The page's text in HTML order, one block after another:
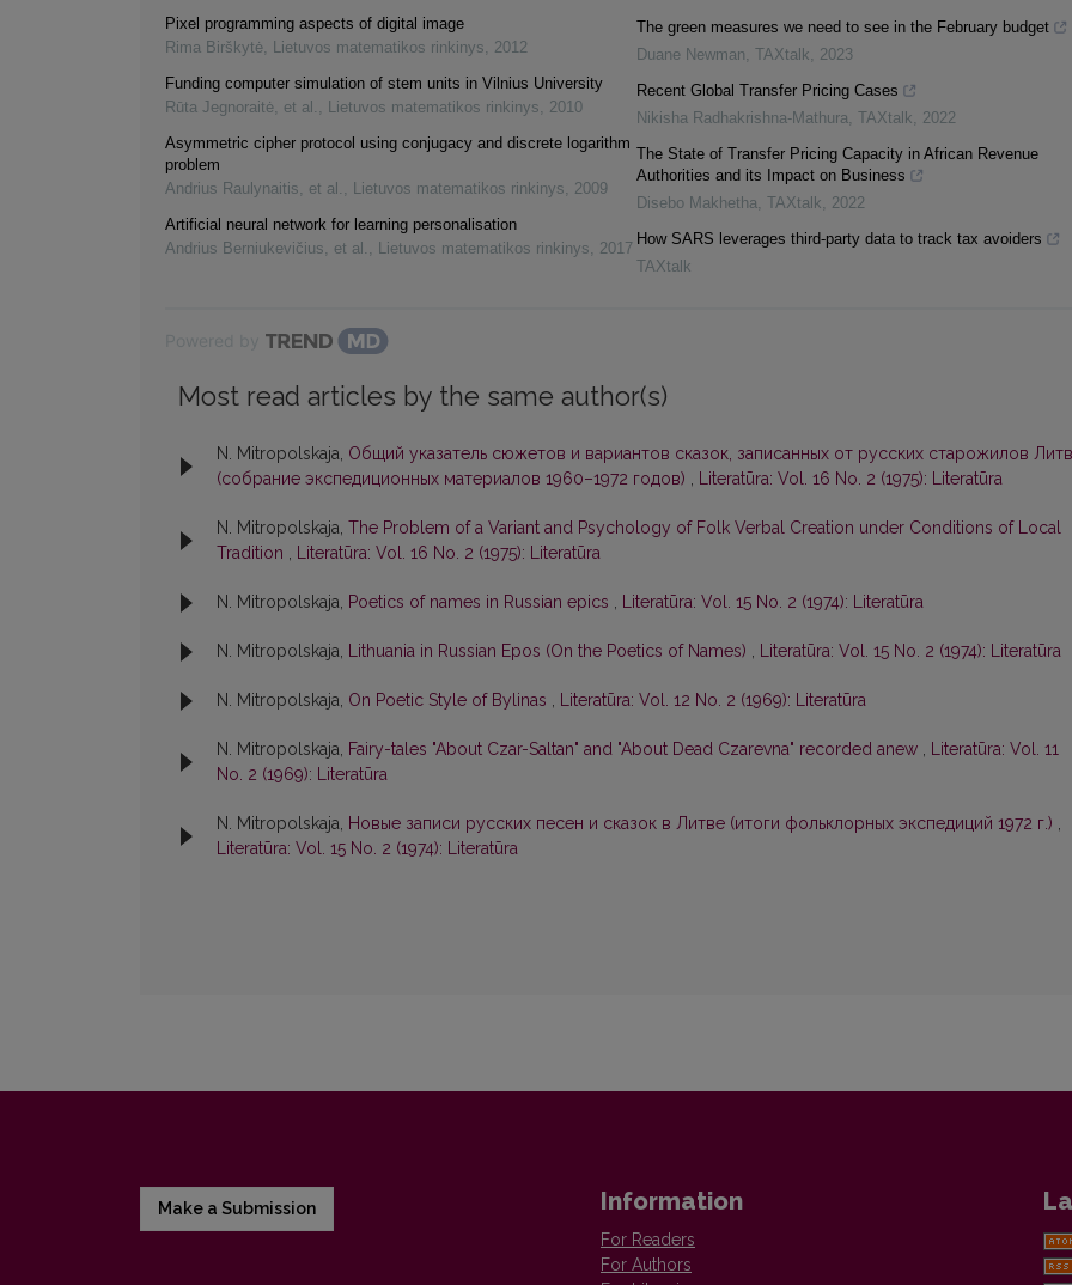
Pixel programming aspects of digital image
Rima Birškytė, Lietuvos matematikos rinkinys, 2012
Funding computer simulation of stem units in Vilnius University
Rūta Jegnoraitė, et al. , Lietuvos matematikos rinkinys, 2010
Asymmetric cipher protocol using conjugacy and discrete logarithm
problem
Andrius Raulynaitis, et al. , Lietuvos matematikos rinkinys, 2009
Artificial neural network for learning personalisation
Andrius Berniukevičius, et al. , Lietuvos matematikos rinkinys, 2017
The green measures we need to see in the February budget
Duane Newman, TAXtalk, 2023
Recent Global Transfer Pricing Cases
Nikisha Radhakrishna-Mathura, TAXtalk, 2022
The State of Transfer Pricing Capacity in African Revenue
Authorities and its Impact on Business
Disebo Makhetha, TAXtalk, 2022
How SARS leverages third-party data to track tax avoiders
TAXtalk
Most read articles by the same author(s)
N. Mitropolskaja, Общий указатель сюжетов и вариантов сказок, записанных от русских старожилов
(собрание экспедиционных материалов 1960–1972 годов) , Literatūra: Vol. 16 No. 2 (1975): Literatūra
N. Mitropolskaja, The Problem of a Variant and Psychology of Folk Verbal Creation under Conditions of Local
Tradition , Literatūra: Vol. 16 No. 2 (1975): Literatūra
N. Mitropolskaja, Poetics of names in Russian epics , Literatūra: Vol. 15 No. 2 (1974): Literatūra
N. Mitropolskaja, Lithuania in Russian Epos (On the Poetics of Names) , Literatūra: Vol. 15 No. 2 (1974): Literatūra
N. Mitropolskaja, On Poetic Style of Bylinas , Literatūra: Vol. 12 No. 2 (1969): Literatūra
N. Mitropolskaja, Fairy-tales "About Czar-Saltan" and "About Dead Czarevna" recorded anew , Literatūra: Vol. 11
No. 2 (1969): Literatūra
N. Mitropolskaja, Новые записи русских песен и сказок в Литве (итоги фольклорных экспедиций 1972 г.) ,
Literatūra: Vol. 15 No. 2 (1974): Literatūra
Make a Submission Information
For Readers
For Authors